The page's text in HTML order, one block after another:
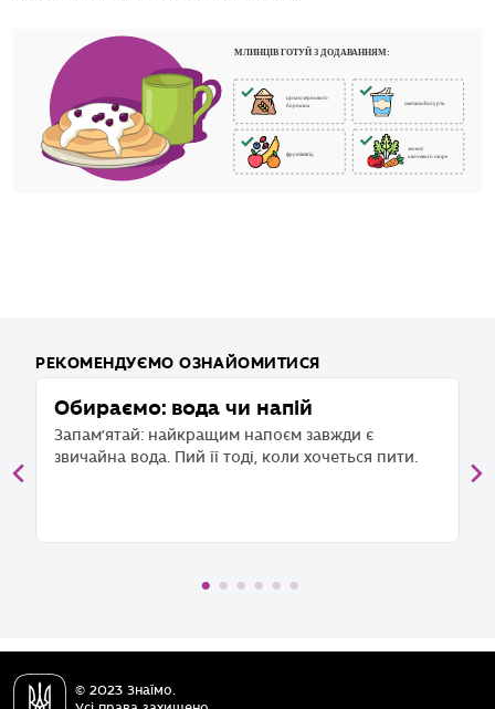
РЕКОМЕНДУЄМО ОЗНАЙОМИТИСЯ
Обираємо: вода чи напій
Запам’ятай: найкращим напоєм завжди є
звичайна вода. Пий її тоді, коли хочеться пити.
© 2023 Знаїмо.